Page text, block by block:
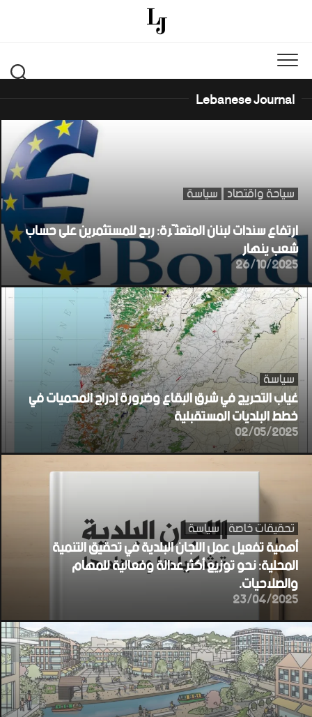
Lebanese Journal
سياحة واقتصاد سياسة
ارتفاع سندات لبنان المتعثّرة: ربح للمستثمرين على حساب
شعب ينهار
26/10/2025
سياسة
غياب التحريج في شرق البقاع وضرورة إدراج المحميات في
خطط البلديات المستقبلية
02/05/2025
تحقيقات خاصة سياسة
أهمية تفعيل عمل اللجان البلدية في تحقيق التنمية
المحلية: نحو توزيع أكثر عدالة وفعالية للمهام
والصلاحيات.
23/04/2025